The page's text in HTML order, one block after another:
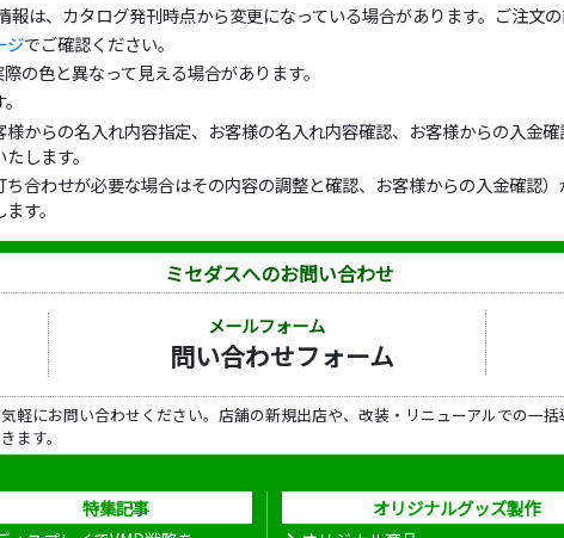
は、カタログ発刊時点から変更になっている場合があります。ご注文
ジでご確認ください。
の色と異なって見える場合があります。
からの名入れ内容指定、お客様の名入れ内容確認、お客様からの入金
します。
合わせが必要な場合はその内容の調整と確認、お客様からの入金確認
す。
ミセダスへのお問い合わせ
メールフォーム
問い合わせフォーム
軽にお問い合わせください。店舗の新規出店や、改装・リニューアルでの一
ます。
特集記事 オリジナルグッズ製作